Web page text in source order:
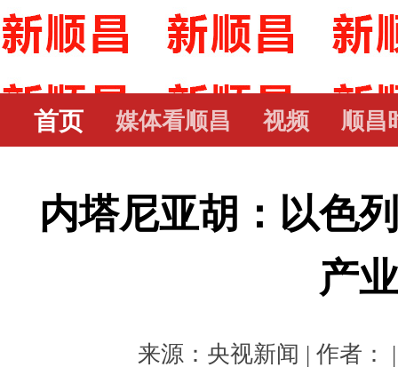
首页 媒体看顺昌 视频 顺昌
内塔尼亚胡：以色
产业
来源：央视新闻 | 作者：